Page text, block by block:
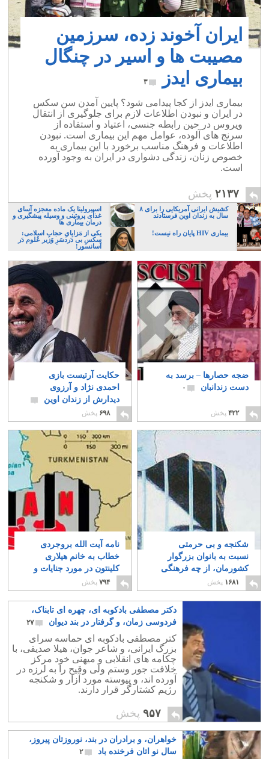
ایران آخوند زده، سرزمین
مصیبت ها و اسیر در چنگال
بیماری ایدز
۳
بیماری ایدز از کجا پیدامی شود؟ پایین آمدن سن سکس
در ایران و نبودن اطلاعات لازم برای جلوگیری از انتقال
ویروس در حین رابطه جنسی، اعتیاد و استفاده از
سرنج های آلوده، عوامل مهم این بیماری است. نبودن
اطلاعات و فرهنگ مناسب برخورد با این بیماری به
خصوص زنان، زندگی دشواری در ایران به وجود آورده
است.
۲۱۳۷ پخش
کشیش ایرانی آمریکایی را برای ۸
سال به زندان اوین فرستادند
اسپیرولینا یک ماده معجزه آسای
غذای پروتینی و وسیله پیشگیری و
درمان بیماری ها
بیماری HIV پایان راه نیست!
یکی از مَزایایِ حجابِ اسلامی:
سکسِ بی دَردسَرِ وَزیر عُلوم دَر
آسانسور!
ضجه حصار‌ها – برسد به
دست زندانبان
۰
۴۲۲ پخش
حکایت آرتیست بازی
احمدی نژاد و آرزوی
دیدارش از زندان اوین
۶۹۸ پخش
شکنجه و بی حرمتی
نسبت به بانوان بزرگوار
کشورمان، از چه فرهنگی
سرچشمه می گیرد؛
ایرانی، و یا تازیان؟
۳۹
۱۶۸۱ پخش
نامه آیت الله بروجردی
خطاب به خانم هیلاری
کلینتون در مورد جنایات و
غارتگری ولایت فقیه
۷۹۴ پخش
دکتر مصطفی بادکوبه ای، چهره ای تابناک،
فردوسی زمان، و گرفتار در بند دیوان
۲۷
کتر مصطفی بادکوبه ای حماسه سرای
بزرگ ایرانی، و شاعر جوان، هیلا صدیقی، با
چکامه های انقلابی و میهنی خود مرکز
خلافت جور وستم ولی وقیح را به لرزه در
آورده اند، و پیوسته مورد آزار و شکنجه
رژیم کشتارگر قرار دارند.
۹۵۷ پخش
خواهران، و برادران در بند، نوروزتان پیروز،
سال نو اتان فرخنده باد
۲